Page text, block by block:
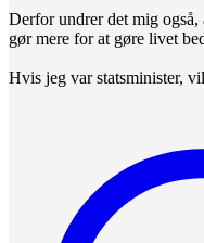
Derfor undrer det mig
gør mere for at gøre livet
Hvis jeg var statsminister,